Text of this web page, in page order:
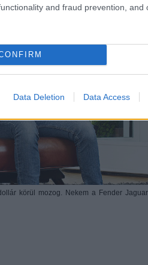
and fraud prevention, and
Data Deletion Data Access
körül mozog. Nekem a Fender